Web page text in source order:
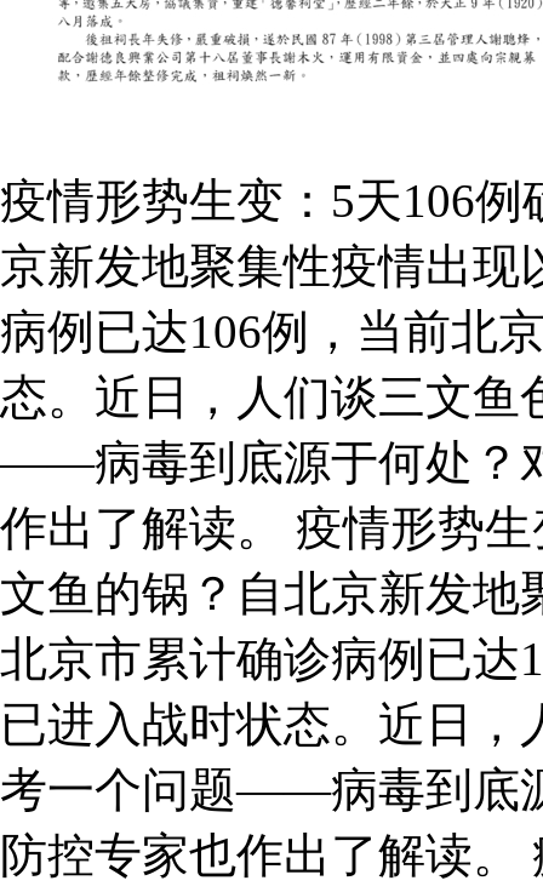
疫情形势生变：5天106
京新发地聚集性疫情出现
病例已达106例，当前北
态。近日，人们谈三文鱼
——病毒到底源于何处？
作出了解读。 疫情形势
文鱼的锅？自北京新发地
北京市累计确诊病例已达
已进入战时状态。近日
考一个问题——病毒到底
防控专家也作出了解读。